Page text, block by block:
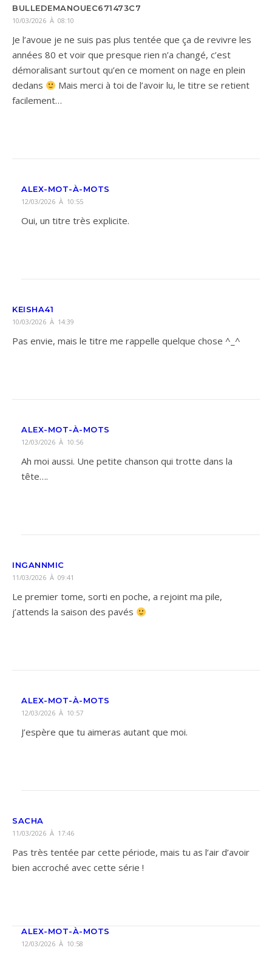
BULLEDEMANOUEC671473C7
10/03/2026 À 08:10
Je l’avoue je ne suis pas plus tentée que ça de revivre les
années 80 et voir que presque rien n’a changé, c’est
démoralisant surtout qu’en ce moment on nage en plein
dedans
Mais merci à toi de l’avoir lu, le titre se retient
facilement…
ALEX-MOT-À-MOTS
12/03/2026 À 10:55
Oui, un titre très explicite.
KEISHA41
10/03/2026 À 14:39
Pas envie, mais le titre me rappelle quelque chose ^_^
ALEX-MOT-À-MOTS
12/03/2026 À 10:56
Ah moi aussi. Une petite chanson qui trotte dans la
tête….
INGANNMIC
11/03/2026 À 09:41
Le premier tome, sorti en poche, a rejoint ma pile,
j’attends la saison des pavés
ALEX-MOT-À-MOTS
12/03/2026 À 10:57
J’espère que tu aimeras autant que moi.
SACHA
11/03/2026 À 17:46
Pas très tentée par cette période, mais tu as l’air d’avoir
bien accroché avec cette série !
ALEX-MOT-À-MOTS
12/03/2026 À 10:58